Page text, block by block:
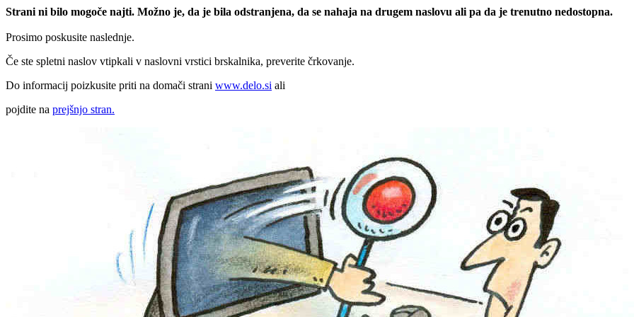
Strani ni bilo mogoče najti. Možno je, da je bila odstranjena, da se nahaja na drugem naslovu ali pa da je trenutno nedostopna.
Prosimo poskusite naslednje.
Če ste spletni naslov vtipkali v naslovni vrstici brskalnika, preverite črkovanje.
Do informacij poizkusite priti na domači strani www.delo.si ali
pojdite na prejšnjo stran.